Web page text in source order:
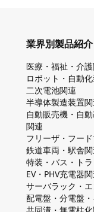
業界別製品紹介
医療・福祉・介
ロボット・自動
二次電池関連
半導体製造装置
自動販売機・自
関連
フリーザ・フー
鉄道車両・駅舎
特装・バス・ト
EV・PHV充電器
サーバラック・
配電盤・分電盤